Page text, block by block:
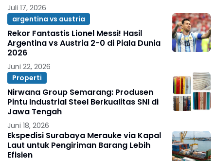
Juli 17, 2026
argentina vs austria
Rekor Fantastis Lionel Messi! Hasil
Argentina vs Austria 2-0 di Piala Dunia
2026
Juni 22, 2026
Properti
Nirwana Group Semarang: Produsen
Pintu Industrial Steel Berkualitas SNI di
Jawa Tengah
Juni 18, 2026
Ekspedisi Surabaya Merauke via Kapal
Laut untuk Pengiriman Barang Lebih
Efisien